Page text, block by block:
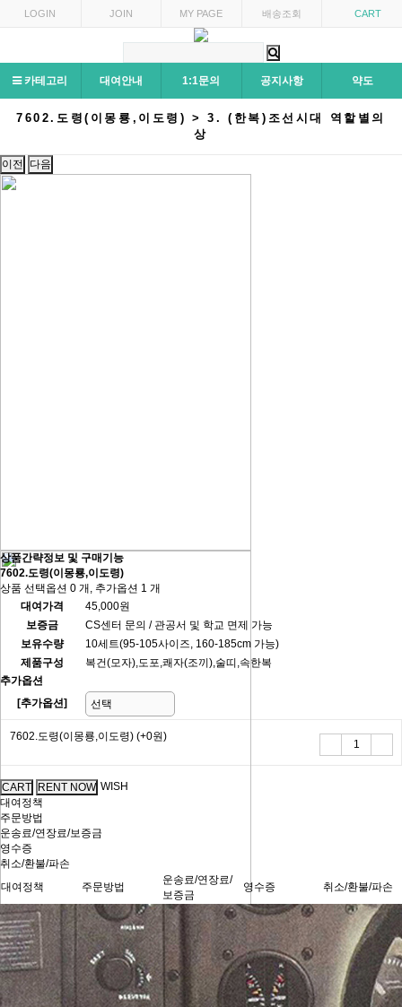
LOGIN JOIN MY PAGE 배송조회 CART
카테고리 대여안내 1:1문의 공지사항 약도
7602.도령(이몽룡,이도령) > 3. (한복)조선시대 역할별의
상
이전 다음
상품간략정보 및 구매기능
7602.도령(이몽룡,이도령)
상품 선택옵션 0 개, 추가옵션 1 개
대여가격
45,000원
보증금
CS센터 문의 / 관공서 및 학교 면제 가능
보유수량
10세트(95-105사이즈, 160-185cm 가능)
제품구성
복건(모자),도포,쾌자(조끼),술띠,속한복
추가옵션
[추가옵션]
7602.도령(이몽룡,이도령) (+0원)
WISH
대여정책
주문방법
운송료/연장료/보증금
영수증
취소/환불/파손
대여정책
주문방법
운송료/연장료/
보증금
영수증 취소/환불/파손